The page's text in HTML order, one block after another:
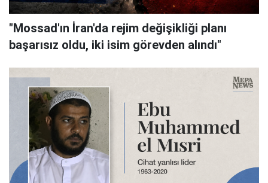
"Mossad'ın İran'da rejim değişikliği planı
başarısız oldu, iki isim görevden alındı"